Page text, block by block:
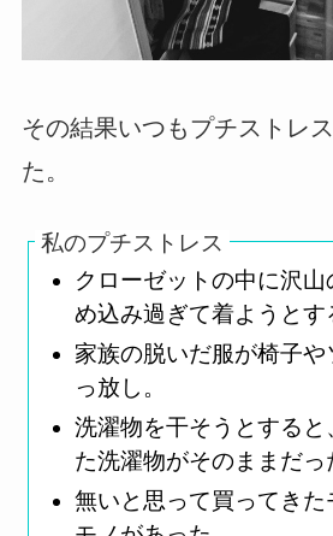
その結果いつもプチストレ
た。
クローゼットの中に沢
め込み過ぎて着ようとす
家族の脱いだ服が椅子や
っ放し。
洗濯物を干そうとすると
た洗濯物がそのままだっ
無いと思って買ってきた
私のプチストレス